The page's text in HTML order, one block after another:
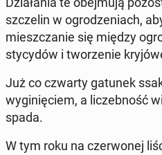
szcze­lin w ogro­dze­niach,
miesz­cza­nie się między
sty­cy­dów i two­rze­nie
Już co czwarty gatunek
wy­gi­nię­ciem, a li­czeb­ność
spada.
W tym roku na czer­wo­nej